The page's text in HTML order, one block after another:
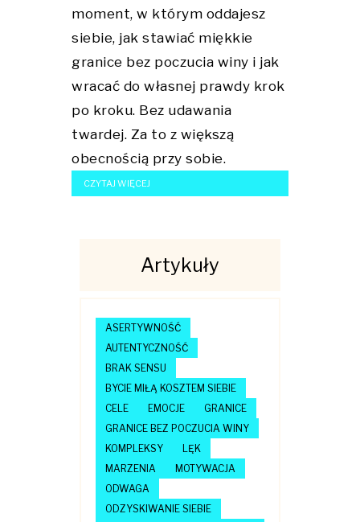
moment, w którym oddajesz
siebie, jak stawiać miękkie
granice bez poczucia winy i jak
wracać do własnej prawdy krok
po kroku. Bez udawania
twardej. Za to z większą
obecnością przy sobie.
CZYTAJ WIĘCEJ
Artykuły
ASERTYWNOŚĆ
AUTENTYCZNOŚĆ
BRAK SENSU
BYCIE MIŁĄ KOSZTEM SIEBIE
CELE
EMOCJE
GRANICE
GRANICE BEZ POCZUCIA WINY
KOMPLEKSY
LĘK
MARZENIA
MOTYWACJA
ODWAGA
ODZYSKIWANIE SIEBIE